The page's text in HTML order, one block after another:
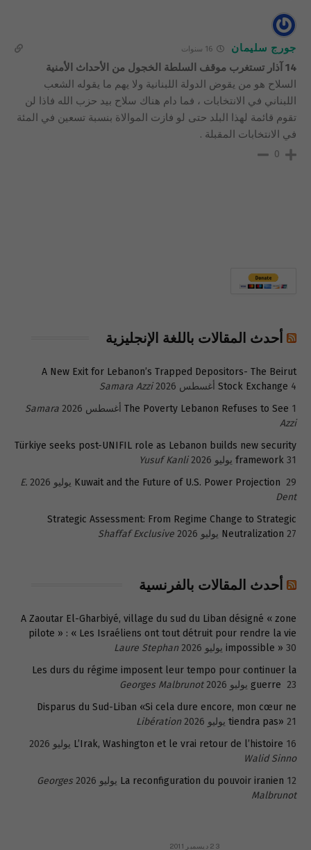
جورج سليمان 16 سنوات
14 آذار تستغرب موقف السلطة الخجول من الأحداث الأمنية
السلاح هو من يقوض الدولة اللبنانية ولا يهم ما يقوله الشعب
اللبناني في الانتخابات ، فما دام هناك سلاح بيد حزب الله فاذا لن
تقوم قائمة لهذا البلد حتى لو فازت الموالاة بنسبة تسعين في المئة
في الانتخابات المقبلة .
0
أحدث المقالات باللغة الإنجليزية
A New Exit for Lebanon’s Trapped Depositors- The Beirut
Stock Exchange 4 أغسطس 2026
Samara Azzi
The Poverty Lebanon Refuses to See 1 أغسطس 2026
Samara
Azzi
Türkiye seeks post-UNIFIL role as Lebanon builds new security
framework 31 يوليو 2026
Yusuf Kanli
Kuwait and the Future of U.S. Power Projection 29 يوليو 2026
E.
Dent
Strategic Assessment: From Regime Change to Strategic
Neutralization 27 يوليو 2026 Shaffaf Exclusive
أحدث المقالات بالفرنسية
A Zaoutar El-Gharbiyé, village du sud du Liban désigné « zone
pilote » : « Les Israéliens ont tout détruit pour rendre la vie
impossible » 30 يوليو 2026
Laure Stephan
Les durs du régime imposent leur tempo pour continuer la
guerre 23 يوليو 2026
Georges Malbrunot
Disparus du Sud-Liban «Si cela dure encore, mon cœur ne
tiendra pas» 21 يوليو 2026
Libération
L’Irak, Washington et le vrai retour de l’histoire 16 يوليو 2026
Walid Sinno
La reconfiguration du pouvoir iranien 12 يوليو 2026
Georges
Malbrunot
23 ديسمبر 2011